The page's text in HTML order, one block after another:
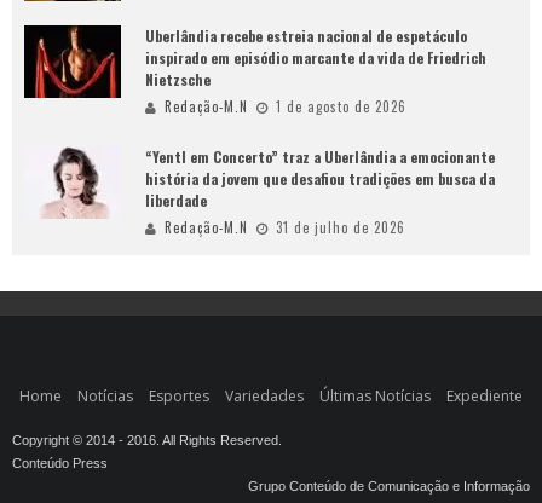
Uberlândia recebe estreia nacional de espetáculo
inspirado em episódio marcante da vida de Friedrich
Nietzsche
Redação-M.N 1 de agosto de 2026
“Yentl em Concerto” traz a Uberlândia a emocionante
história da jovem que desafiou tradições em busca da
liberdade
Redação-M.N 31 de julho de 2026
Home Notícias Esportes Variedades Últimas Notícias Expediente
Copyright © 2014 - 2016. All Rights Reserved.
Conteúdo Press
Grupo Conteúdo de Comunicação e Informação